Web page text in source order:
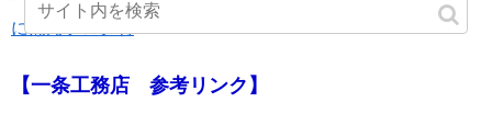
にほんブログ村
【一条工務店 参考リンク】